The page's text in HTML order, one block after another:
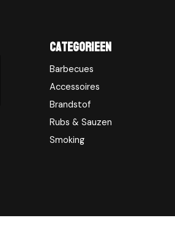
Categorieen
Barbecues
Accessoires
Brandstof
Rubs & Sauzen
Smoking